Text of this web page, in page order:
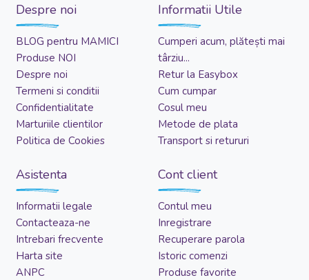
Despre noi
BLOG pentru MAMICI
Produse NOI
Despre noi
Termeni si conditii
Confidentialitate
Marturiile clientilor
Politica de Cookies
Informatii Utile
Cumperi acum, plătești mai
târziu...
Retur la Easybox
Cum cumpar
Cosul meu
Metode de plata
Transport si retururi
Asistenta
Informatii legale
Contacteaza-ne
Intrebari frecvente
Harta site
ANPC
Cont client
Contul meu
Inregistrare
Recuperare parola
Istoric comenzi
Produse favorite